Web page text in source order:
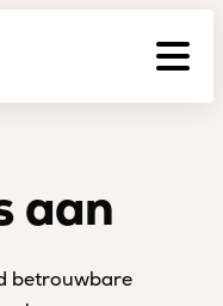
aan
betrouwbare